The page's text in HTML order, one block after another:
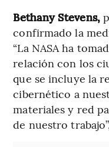
Bethany Stevens,
confirmado la
“La NASA ha
relación con los
que se incluye la
cibernético a
materiales y red
de nuestro